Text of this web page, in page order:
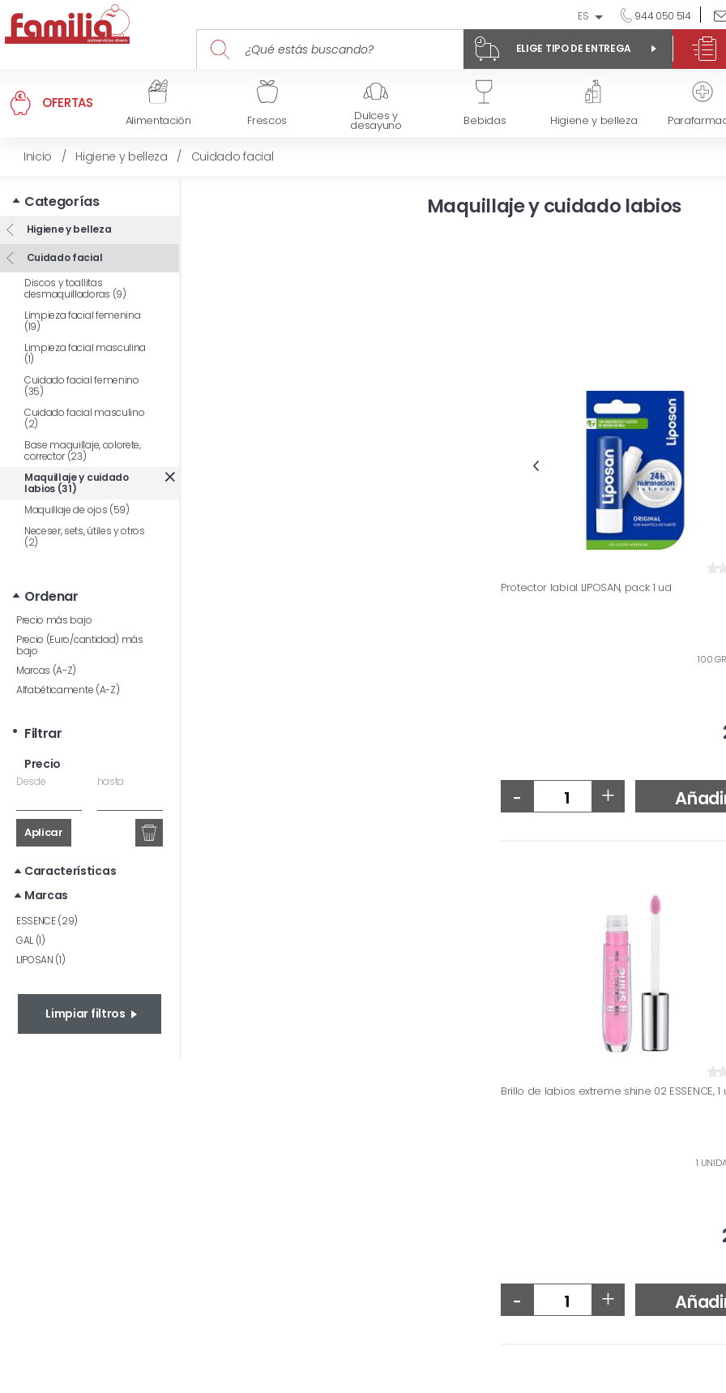
ES 944 050 514
ELIGE TIPO DE ENTREGA
OFERTAS
Alimentación Frescos Dulces y
desayuno Bebidas Higiene y belleza
Inicio / Higiene y belleza / Cuidado facial
Categorías
Higiene y belleza
Cuidado facial
Discos y toallitas
desmaquilladoras (9)
Limpieza facial femenina
(19)
Limpieza facial masculina
(1)
Cuidado facial femenino
(35)
Cuidado facial masculino
(2)
Base maquillaje, colorete,
corrector (23)
Maquillaje y cuidado
labios (31)
Maquillaje de ojos (59)
Neceser, sets, útiles y otros
(2)
Ordenar
Precio más bajo
Precio (Euro/cantidad) más
bajo
Marcas (A-Z)
Alfabéticamente (A-Z)
Filtrar
Precio
Desde hasta
Aplicar
Características
Marcas
ESSENCE (29)
GAL (1)
LIPOSAN (1)
Limpiar filtros
Maquillaje y cuidado labios
Protector labial LIPOSAN, pack 1 ud
100
- +
Brillo de labios extreme shine 02 ESSENCE, 1
1
- +